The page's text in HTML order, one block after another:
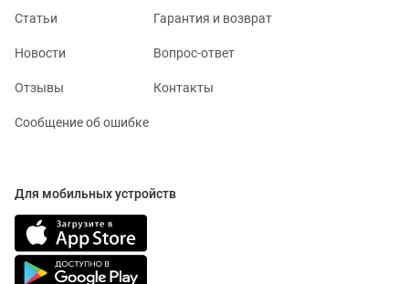
Статьи Гарантия и возврат
Новости Вопрос-ответ
Отзывы Контакты
Сообщение об ошибке
Для мобильных устройств